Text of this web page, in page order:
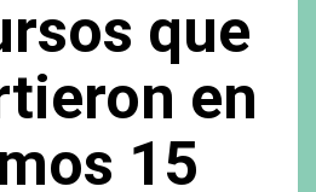
que
en
15